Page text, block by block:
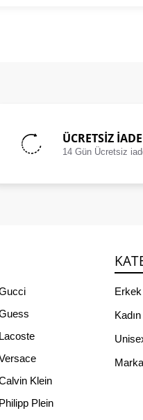
ÜCRETSIZ İADE
14 Gün Ücretsiz
Lacoste
Klein
Philipp Plein